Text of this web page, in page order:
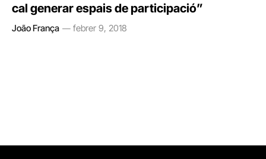
cal generar espais de participació”
João França febrer 9, 2018